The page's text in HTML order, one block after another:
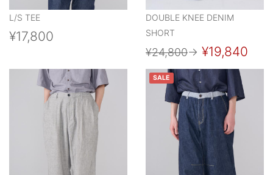
L/S TEE
¥17,800
DOUBLE KNEE DENIM
SHORT
¥24,800→ ¥19,840
SALE